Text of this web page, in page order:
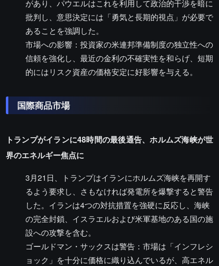
があり、パウエルはこれを利用して政治的干渉を暗に
批判し、意思決定には「勇気と長期的視点」が必要で
あることを強調した。
市場への影響：投資家の米連邦準備制度の独立性への
信頼を強化し、最近の金利の不確実性を和らげ、短期
的にはリスク資産の価格安定に好影響を与える。
国際商品市場
トランプがイランに48時間の最後通告、ホルムズ海峡が世
界のエネルギー焦点に
3月21日、トランプはイランにホルムズ海峡を再開す
るよう要求し、さもなければ発電所を爆撃すると警告
した。イランは4つの対抗措置を強硬に反応し、海峡
の完全封鎖、イスラエルおよび米軍基地のある国の施
設への攻撃を含む。
ゴールドマン・サックスは警告：市場は「インフレシ
ョック」を十分に価格に織り込んでいるが、高エネル